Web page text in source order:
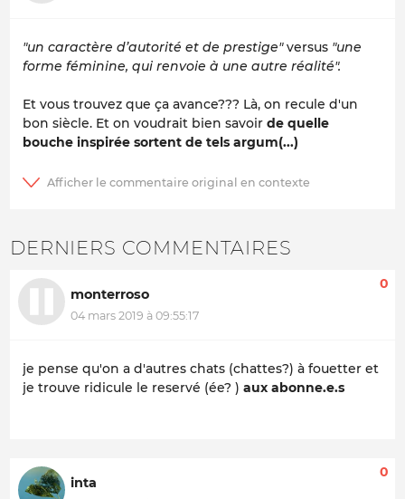
"un caractère d’autorité et de prestige"versus "une
forme féminine, qui renvoie à une autre réalité".
Et vous trouvez que ça avance??? Là, on recule d'un
bon siècle. Et on voudrait bien savoir de quelle
bouche inspirée sortent de tels argum(...)
DERNIERS COMMENTAIRES
monterroso
04 mars 2019 à 09:55:17
0
je pense qu'on a d'autres chats (chattes?) à fouetter et
je trouve ridicule le reservé (ée? ) aux abonne.e.s
inta
0